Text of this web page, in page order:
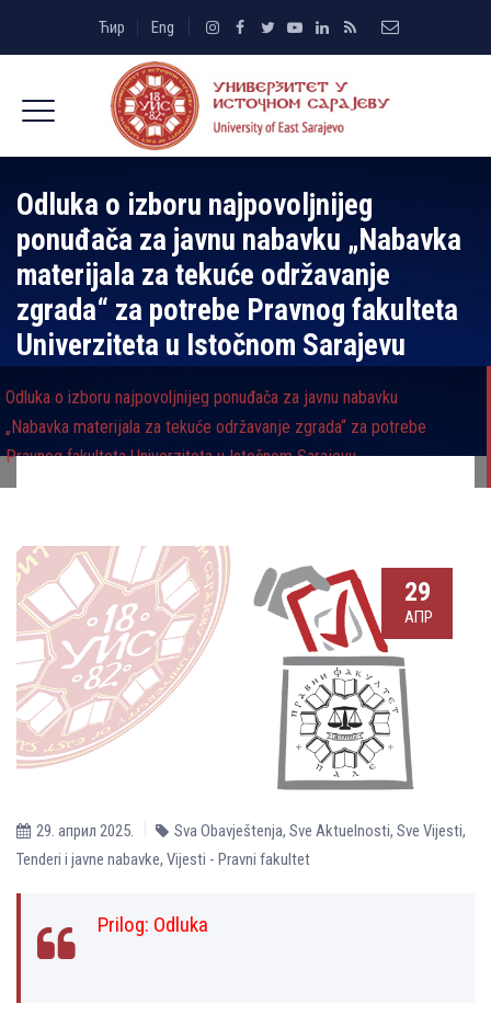
Ћир Eng
Odluka o izboru najpovolјnijeg
ponuđača za javnu nabavku „Nabavka
materijala za tekuće održavanje
zgrada“ za potrebe Pravnog fakulteta
Univerziteta u Istočnom Sarajevu
Odluka o izboru najpovolјnijeg ponuđača za javnu nabavku
„Nabavka materijala za tekuće održavanje zgrada“ za potrebe
Pravnog fakulteta Univerziteta u Istočnom Sarajevu
29
АПР
29. април 2025. Sva Obavještenja, Sve Aktuelnosti, Sve Vijesti,
Tenderi i javne nabavke, Vijesti - Pravni fakultet
Prilog: Odluka